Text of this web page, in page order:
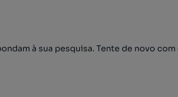
à sua pesquisa. Tente de novo